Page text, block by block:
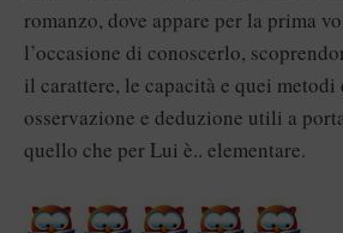
romanzo, dove appare per la prima
l’occasione di conoscerlo,
il carattere, le capacità e quei
osservazione e deduzione utili a
quello che per Lui è.. elementare.